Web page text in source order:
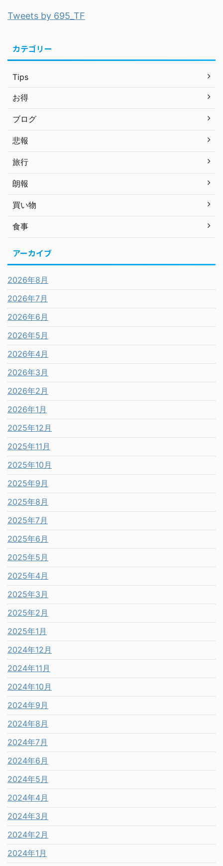
Tweets by 695_TF
カテゴリー
Tips
お得
ブログ
悲報
旅行
朗報
買い物
食事
アーカイブ
2026年8月
2026年7月
2026年6月
2026年5月
2026年4月
2026年3月
2026年2月
2026年1月
2025年12月
2025年11月
2025年10月
2025年9月
2025年8月
2025年7月
2025年6月
2025年5月
2025年4月
2025年3月
2025年2月
2025年1月
2024年12月
2024年11月
2024年10月
2024年9月
2024年8月
2024年7月
2024年6月
2024年5月
2024年4月
2024年3月
2024年2月
2024年1月